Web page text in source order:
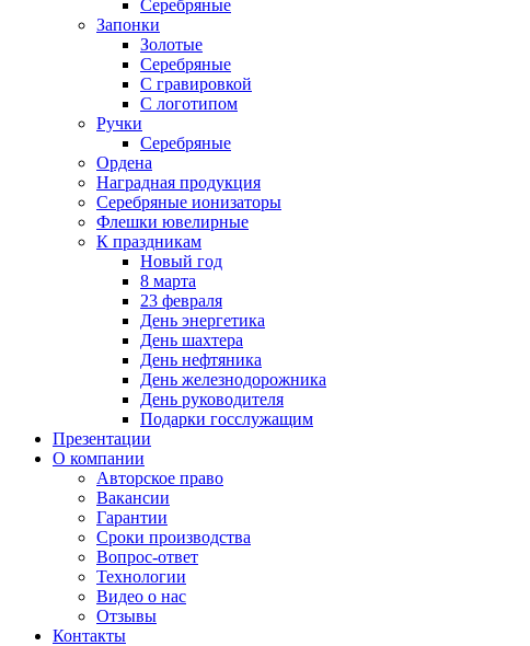
Серебряные
Запонки
Золотые
Серебряные
С гравировкой
С логотипом
Ручки
Серебряные
Ордена
Наградная продукция
Серебряные ионизаторы
Флешки ювелирные
К праздникам
Новый год
8 марта
23 февраля
День энергетика
День шахтера
День нефтяника
День железнодорожника
День руководителя
Подарки госслужащим
Презентации
О компании
Авторское право
Вакансии
Гарантии
Сроки производства
Вопрос-ответ
Технологии
Видео о нас
Отзывы
Контакты